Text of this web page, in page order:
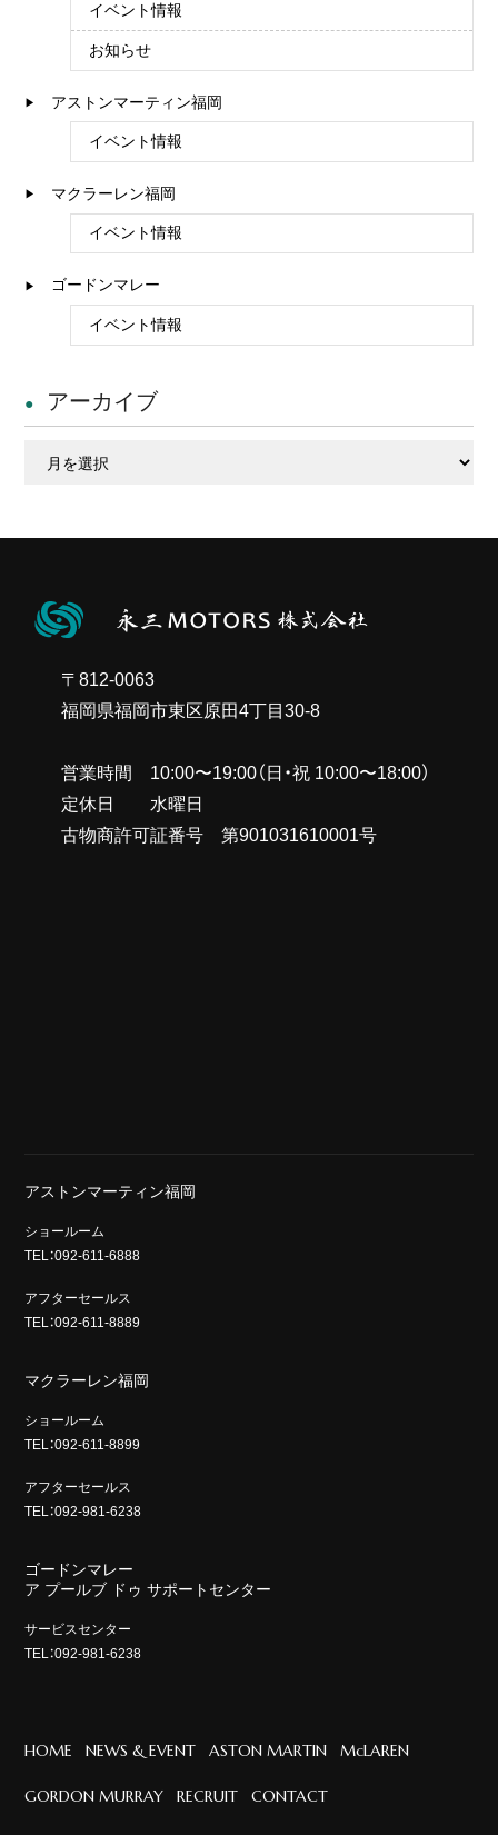
イベント情報
お知らせ
アストンマーティン福岡
イベント情報
マクラーレン福岡
イベント情報
ゴードンマレー
イベント情報
アーカイブ
〒812-0063
福岡県福岡市東区原田4丁目30-8
営業時間 10:00〜19:00（日・祝 10:00〜18:00）
定休日 水曜日
古物商許可証番号 第901031610001号
アストンマーティン福岡
ショールーム
TEL：092-611-6888
アフターセールス
TEL：092-611-8889
マクラーレン福岡
ショールーム
TEL：092-611-8899
アフターセールス
TEL：092-981-6238
ゴードンマレー
ア プールブ ドゥ サポートセンター
サービスセンター
TEL：092-981-6238
HOME NEWS & EVENT ASTON MARTIN McLAREN
GORDON MURRAY RECRUIT CONTACT